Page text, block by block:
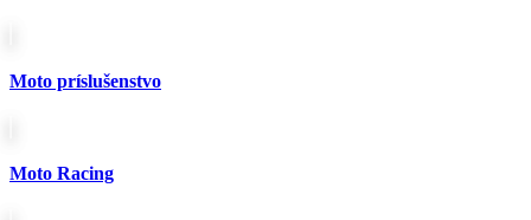
Moto príslušenstvo
Moto Racing